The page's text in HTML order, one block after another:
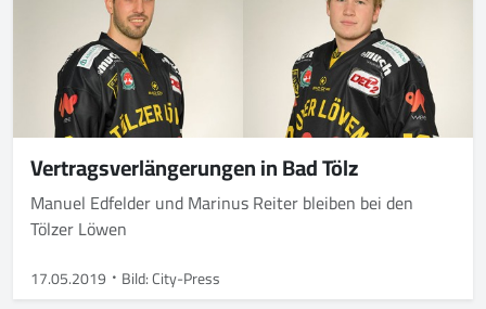
Vertragsverlängerungen in Bad Tölz
Manuel Edfelder und Marinus Reiter bleiben bei den
Tölzer Löwen
17.05.2019 Bild: City-Press